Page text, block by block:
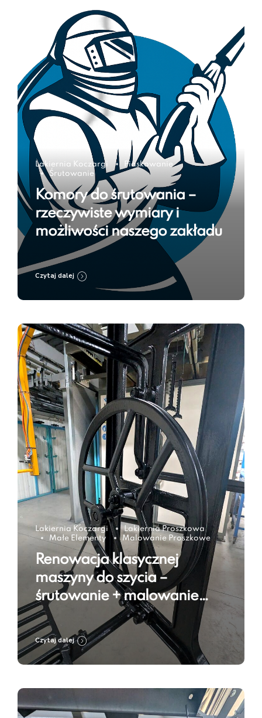
Lakiernia Koczargi
Piaskowanie
Śrutowanie
Komory do śrutowania –
rzeczywiste wymiary i
możliwości naszego zakładu
Czytaj dalej
Lakiernia Koczargi
Lakiernia Proszkowa
Małe Elementy
Malowanie Proszkowe
Renowacja klasycznej
maszyny do szycia –
śrutowanie + malowanie
proszkowe w kolorze Jet
Black RAL 9005
Czytaj dalej